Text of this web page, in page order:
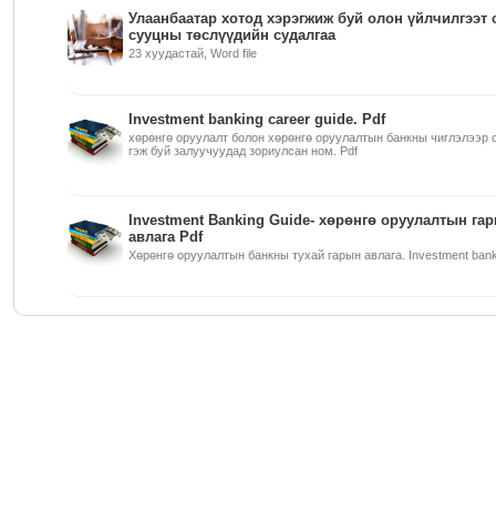
Улаанбаатар хотод хэрэгжиж буй олон үйлчилгээт
сууцны төслүүдийн судалгаа
23 хуудастай, Word file
Investment banking career guide. Pdf
хөрөнгө оруулалт болон хөрөнгө оруулалтын банкны чиглэлээр
гэж буй залуучуудад зориулсан ном. Pdf
Investment Banking Guide- хөрөнгө оруулалтын
авлага Pdf
Хөрөнгө оруулалтын банкны тухай гарын авлага. Investment